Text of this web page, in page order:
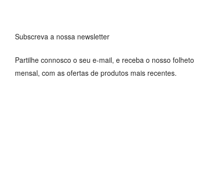
Subscreva a nossa newsletter
Partilhe connosco o seu e-mail, e receba o nosso folheto
mensal, com as ofertas de produtos mais recentes.